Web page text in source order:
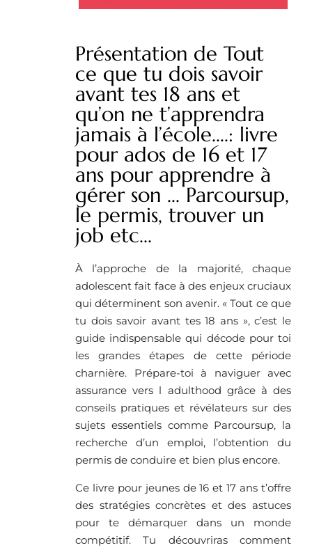
Présentation de Tout
ce que tu dois savoir
avant tes 18 ans et
qu’on ne t’apprendra
jamais à l’école....: livre
pour ados de 16 et 17
ans pour apprendre à
gérer son ... Parcoursup,
le permis, trouver un
job etc...
À l’approche de la majorité, chaque
adolescent fait face à des enjeux cruciaux
qui déterminent son avenir. « Tout ce que
tu dois savoir avant tes 18 ans », c’est le
guide indispensable qui décode pour toi
les grandes étapes de cette période
charnière. Prépare-toi à naviguer avec
assurance vers l adulthood grâce à des
conseils pratiques et révélateurs sur des
sujets essentiels comme Parcoursup, la
recherche d’un emploi, l’obtention du
permis de conduire et bien plus encore.
Ce livre pour jeunes de 16 et 17 ans t’offre
des stratégies concrètes et des astuces
pour te démarquer dans un monde
compétitif. Tu découvriras comment